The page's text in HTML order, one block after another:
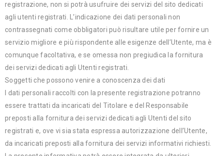
registrazione, non si potrà usufruire dei servizi del sito dedicati
agli utenti registrati. L’indicazione dei dati personali non
contrassegnati come obbligatori può risultare utile per fornire un
servizio migliore e più rispondente alle esigenze dell’Utente, ma è
comunque facoltativa, e se omessa non pregiudica la fornitura
dei servizi dedicati agli Utenti registrati.
Soggetti che possono venire a conoscenza dei dati
I dati personali raccolti con la presente registrazione potranno
essere trattati da incaricati del Titolare e del Responsabile
preposti alla fornitura dei servizi dedicati agli Utenti del sito
registrati e, ove vi sia stata espressa autorizzazione dell’Utente,
da incaricati preposti alla fornitura dei servizi informativi richiesti.